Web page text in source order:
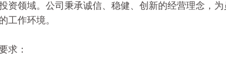
资领域。公司秉承诚信、稳健、创新的经营理念，
工作环境。
：